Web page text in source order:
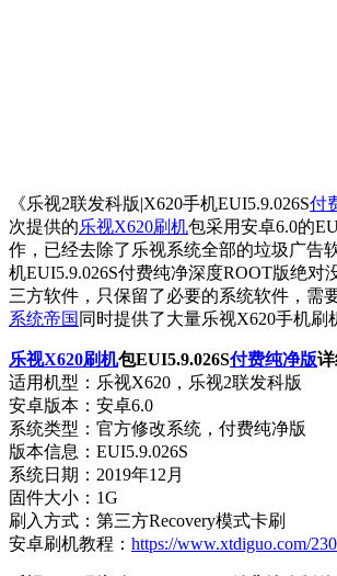
《乐视2联发科版|X620手机EUI5.9.026S付
次提供的乐视X620刷机包采用安卓6.0的
作，已经去除了乐视系统全部的垃圾广告
机EUI5.9.026S付费纯净深度ROOT版绝对
三方软件，只保留了必要的系统软件，需
系统帝国 同时提供了大量乐视X620手机刷
乐视X620刷机包EUI5.9.026S付费纯净版详
适用机型：乐视X620，乐视2联发科版
安卓版本：安卓6.0
系统类型：官方修改系统，付费纯净版
版本信息：EUI5.9.026S
系统日期：2019年12月
固件大小：1G
刷入方式：第三方Recovery模式卡刷
安卓刷机教程： https://www.xtdiguo.com/